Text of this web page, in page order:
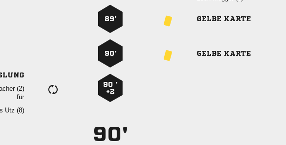
89’ GELBE KARTE
90’ GELBE KARTE

für
 
90 ’
+2
90'